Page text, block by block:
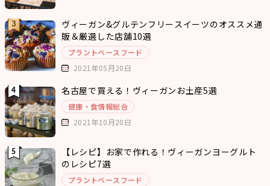
ヴィーガン&グルテンフリースイーツのオススメ通
販＆厳選した店舗10選
プラントベースフード
2021年05月20日
名古屋で買える！ヴィーガンお土産5選
健康・食情報総合
2021年10月20日
【レシピ】お家で作れる！ヴィーガンヨーグルト
のレシピ7選
プラントベースフード